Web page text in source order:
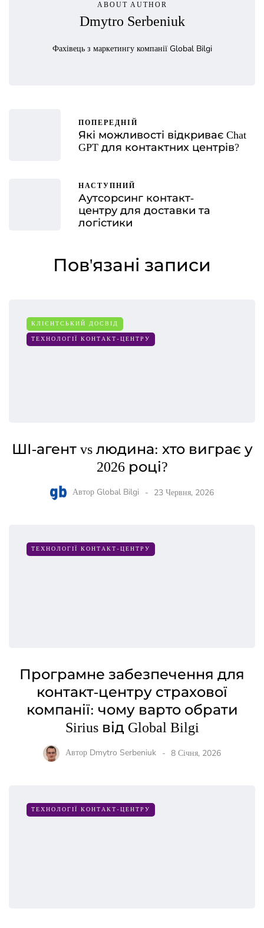
ABOUT AUTHOR
Dmytro Serbeniuk
Фахівець з маркетингу компанії Global Bilgi
ПОПЕРЕДНІЙ
Які можливості відкриває Chat
GPT для контактних центрів?
НАСТУПНИЙ
Аутсорсинг контакт-
центру для доставки та
логістики
Пов'язані записи
КЛІЄНТСЬКИЙ ДОСВІД
ТЕХНОЛОГІЇ КОНТАКТ-ЦЕНТРУ
ШІ-агент vs людина: хто виграє у
2026 році?
Автор Global Bilgi 23 Червня, 2026
ТЕХНОЛОГІЇ КОНТАКТ-ЦЕНТРУ
Програмне забезпечення для
контакт-центру страхової
компанії: чому варто обрати
Sirius від Global Bilgi
Автор Dmytro Serbeniuk 8 Січня, 2026
ТЕХНОЛОГІЇ КОНТАКТ-ЦЕНТРУ